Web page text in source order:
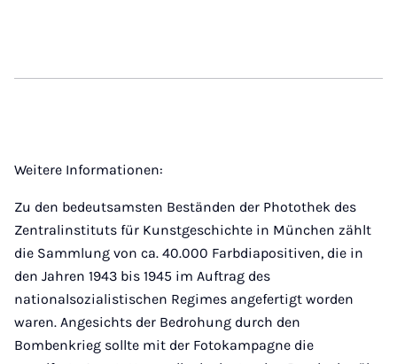
Weitere Informationen:
Zu den bedeutsamsten Beständen der Photothek des
Zentralinstituts für Kunstgeschichte in München zählt
die Sammlung von ca. 40.000 Farbdiapositiven, die in
den Jahren 1943 bis 1945 im Auftrag des
nationalsozialistischen Regimes angefertigt worden
waren. Angesichts der Bedrohung durch den
Bombenkrieg sollte mit der Fotokampagne die